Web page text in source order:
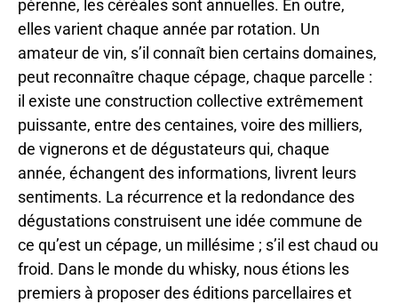
pérenne, les céréales sont annuelles. En outre,
elles varient chaque année par rotation. Un
amateur de vin, s’il connaît bien certains domaines,
peut reconnaître chaque cépage, chaque parcelle :
il existe une construction collective extrêmement
puissante, entre des centaines, voire des milliers,
de vignerons et de dégustateurs qui, chaque
année, échangent des informations, livrent leurs
sentiments. La récurrence et la redondance des
dégustations construisent une idée commune de
ce qu’est un cépage, un millésime ; s’il est chaud ou
froid. Dans le monde du whisky, nous étions les
premiers à proposer des éditions parcellaires et